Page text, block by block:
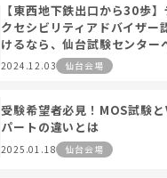
【東西地下鉄出口から30歩
クセシビリティアドバイザー
けるなら、仙台試験センター
2024.12.03 仙台会場
受験希望者必見！MOS試験
パートの違いとは
2025.01.18 仙台会場